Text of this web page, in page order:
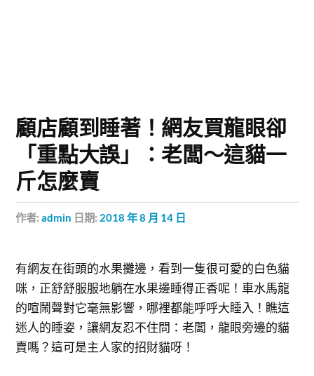
顧店顧到睡著！網友買龍眼卻
「重點大誤」：老闆～這貓一
斤怎麼賣
作者:admin 日期: 2018 年 8 月 14 日
有網友在街頭的水果攤邊，看到一隻很可愛的白色貓
咪，正舒舒服服地躺在水果邊睡得正香呢！車水馬龍
的喧鬧聲對它毫無影響，哪裡都能呼呼大睡入！瞧這
迷人的睡姿，讓網友忍不住問：老闆，龍眼旁邊的貓
賣嗎？這可是主人家的招財貓呀！